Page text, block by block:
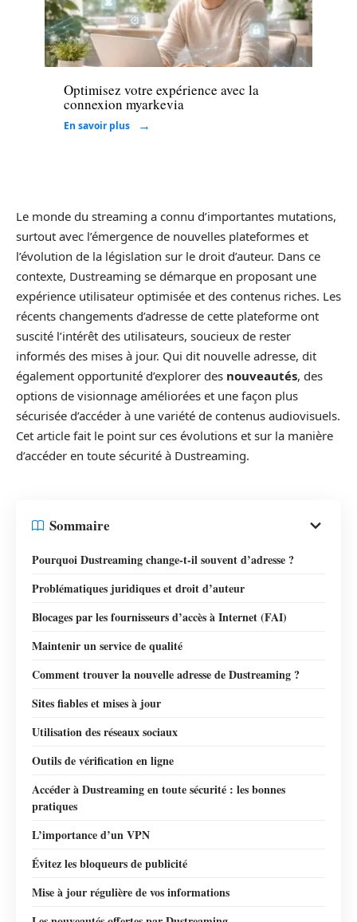
Tech
Optimisez votre expérience avec la
connexion myarkevia
En savoir plus
Le monde du streaming a connu d’importantes mutations,
surtout avec l’émergence de nouvelles plateformes et
l’évolution de la législation sur le droit d’auteur. Dans ce
contexte, Dustreaming se démarque en proposant une
expérience utilisateur optimisée et des contenus riches. Les
récents changements d’adresse de cette plateforme ont
suscité l’intérêt des utilisateurs, soucieux de rester
informés des mises à jour. Qui dit nouvelle adresse, dit
également opportunité d’explorer des nouveautés, des
options de visionnage améliorées et une façon plus
sécurisée d’accéder à une variété de contenus audiovisuels.
Cet article fait le point sur ces évolutions et sur la manière
d’accéder en toute sécurité à Dustreaming.
Sommaire
Pourquoi Dustreaming change-t-il souvent d’adresse ?
Problématiques juridiques et droit d’auteur
Blocages par les fournisseurs d’accès à Internet (FAI)
Maintenir un service de qualité
Comment trouver la nouvelle adresse de Dustreaming ?
Sites fiables et mises à jour
Utilisation des réseaux sociaux
Outils de vérification en ligne
Accéder à Dustreaming en toute sécurité : les bonnes
pratiques
L’importance d’un VPN
Évitez les bloqueurs de publicité
Mise à jour régulière de vos informations